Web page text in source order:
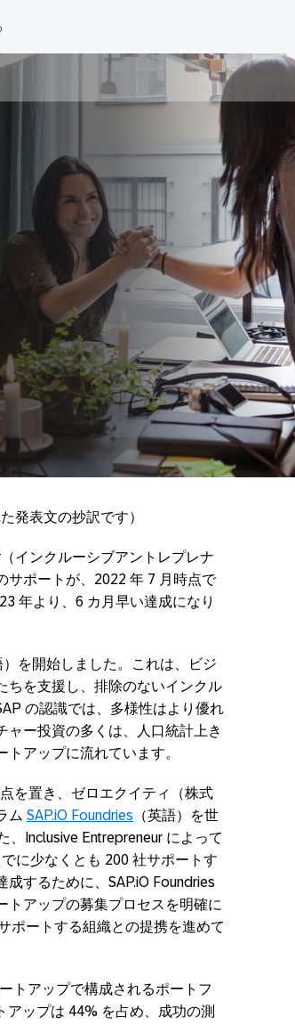
発表文の抄訳です）
インクルーシブアントレプレナ
サポートが、2022 年 7 月時点で
年より、6 カ月早い達成になり
）を開始しました。これは、ビジ
ちを支援し、排除のないインクル
の認識では、多様性はより優れ
ャー投資の多くは、人口統計上き
アップに流れています。
を置き、ゼロエクイティ（株式
ム SAP.iO Foundries （英語）を世
Inclusive Entrepreneur によって
に少なくとも 200 社サポートす
するために、SAP.iO Foundries
トアップの募集プロセスを明確に
ポートする組織との提携を進めて
トアップで構成されるポートフ
アップは 44% を占め、成功の測